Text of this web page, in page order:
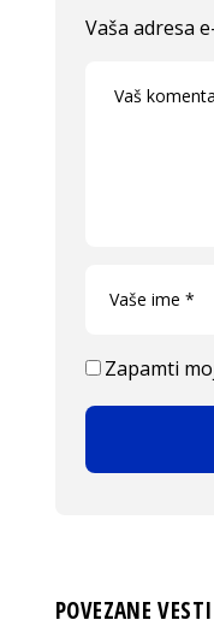
Vaša adresa
Zapamti
POVEZANE VESTI